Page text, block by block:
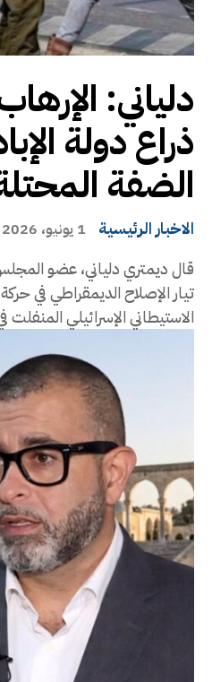
دلياني:
ذراع دولة
الضفة
الاخبار الرئيسية 1 يونيو، 2026
قال ديمتري دلياني، عضو
تيار الإصلاح الديمقراطي في
الاستيطاني الإسرائيلي